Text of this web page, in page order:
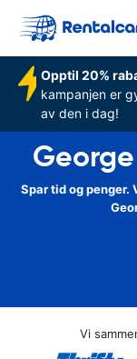
Opptil 20%
kampanjen er
av den i dag!
Spar tid og
Vi